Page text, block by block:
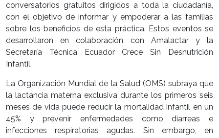
conversatorios gratuitos dirigidos a toda la ciudadanía,
con el objetivo de informar y empoderar a las familias
sobre los beneficios de esta práctica. Estos eventos se
desarrollaron en colaboración con Amalactar y la
Secretaría Técnica Ecuador Crece Sin Desnutrición
Infantil.
La Organización Mundial de la Salud (OMS) subraya que
la lactancia materna exclusiva durante los primeros seis
meses de vida puede reducir la mortalidad infantil en un
45% y prevenir enfermedades como diarreas e
infecciones respiratorias agudas. Sin embargo, en